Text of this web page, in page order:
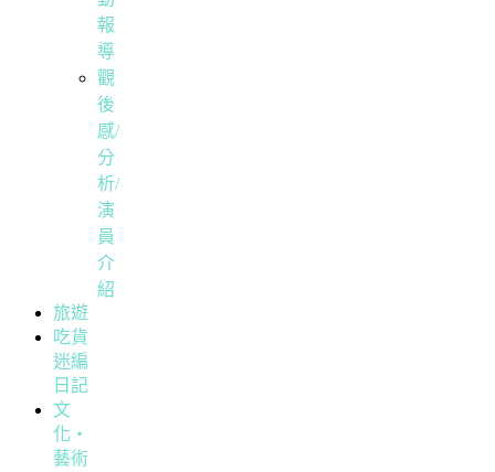
報
導
觀
後
感/
分
析/
演
員
介
紹
旅遊
吃貨
迷編
日記
文
化・
藝術